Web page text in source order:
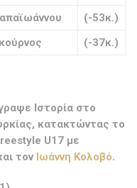
(-53κ.)
(-37κ.)
Ιστορία στο
κατακτώντας το
U17 με
τον Ιωάννη Κολοβό.